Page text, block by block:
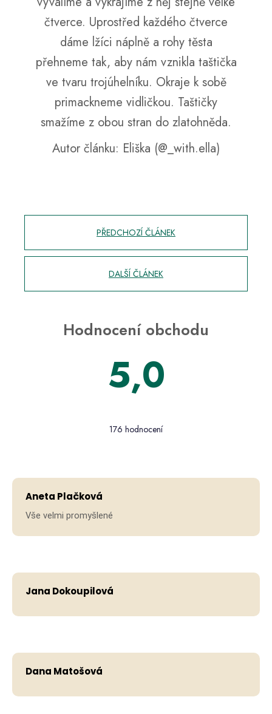
čtverce. Uprostřed každého čtverce
dáme lžíci náplně a rohy těsta
přehneme tak, aby nám vznikla taštička
ve tvaru trojúhelníku. Okraje k sobě
primackneme vidličkou. Taštičky
smažíme z obou stran do zlatohněda.
Autor článku: Eliška (@_with.ella)
PŘEDCHOZÍ ČLÁNEK
DALŠÍ ČLÁNEK
Hodnocení obchodu
5,0
obchodu
hvězdiček.
176 hodnocení
Aneta Plačková
Vše velmi promyšlené
Jana Dokoupilová
Dana Matošová